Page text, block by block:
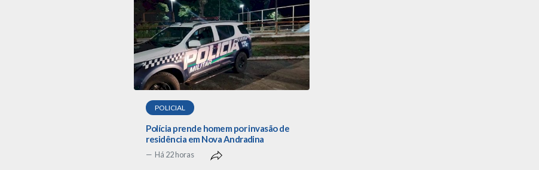
POLICIAL
Polícia prende homem por invasão de
residência em Nova Andradina
Há 22 horas